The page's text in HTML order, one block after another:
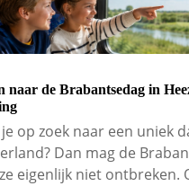
naar de Brabantsedag in
op zoek naar een uniek
Dan mag de
eigenlijk niet ontbreken.